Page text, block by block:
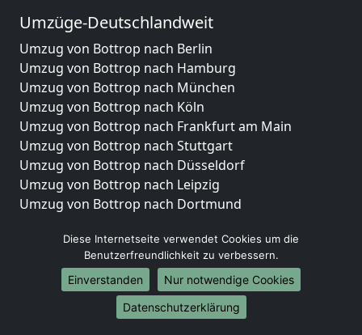
Umzüge-Deutschlandweit
Umzug von Bottrop nach Berlin
Umzug von Bottrop nach Hamburg
Umzug von Bottrop nach München
Umzug von Bottrop nach Köln
Umzug von Bottrop nach Frankfurt am Main
Umzug von Bottrop nach Stuttgart
Umzug von Bottrop nach Düsseldorf
Umzug von Bottrop nach Leipzig
Umzug von Bottrop nach Dortmund
Umzug von Bottrop nach Bremen
Umzug von Bottrop nach Dresden
Umzug von Bottrop nach Hannover
Umzug von Bottrop nach Nürnberg
Umzug von Bottrop nach Duisburg
Diese Internetseite verwendet Cookies um die
Benutzerfreundlichkeit zu verbessern.
Einverstanden
Nur notwendige Cookies
Datenschutzerklärung